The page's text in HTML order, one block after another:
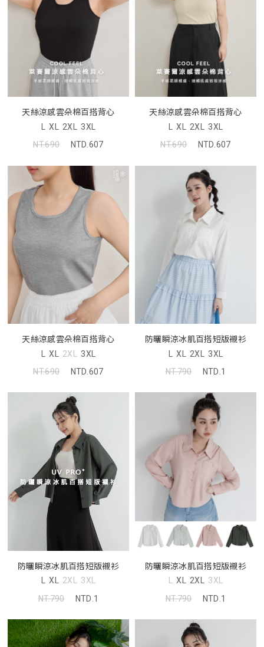
天絲涼感雲朵棉百搭背心
L XL 2XL 3XL
NT.690
NTD.607
天絲涼感雲朵棉百搭背心
L XL 2XL 3XL
NT.690
NTD.607
天絲涼感雲朵棉百搭背心
L XL 2XL 3XL
NT.690
NTD.607
防曬瞬涼冰肌百搭短版襯衫
L XL 2XL 3XL
NT.790
NTD.1
防曬瞬涼冰肌百搭短版襯衫
L XL 2XL 3XL
NT.790
NTD.1
防曬瞬涼冰肌百搭短版襯衫
L XL 2XL 3XL
NT.790
NTD.1